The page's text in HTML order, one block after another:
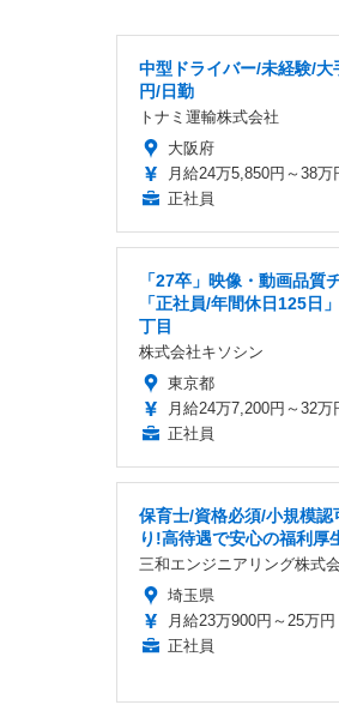
中型ドライバー/未経験/
円/日勤
トナミ運輸株式会社
大阪府
月給24万5,850円～38万
正社員
「27卒」映像・動画品質
「正社員/年間休日125日
丁目
株式会社キソシン
東京都
月給24万7,200円～32万
正社員
保育士/資格必須/小規模
り!高待遇で安心の福利厚
三和エンジニアリング株式
埼玉県
月給23万900円～25万円
正社員